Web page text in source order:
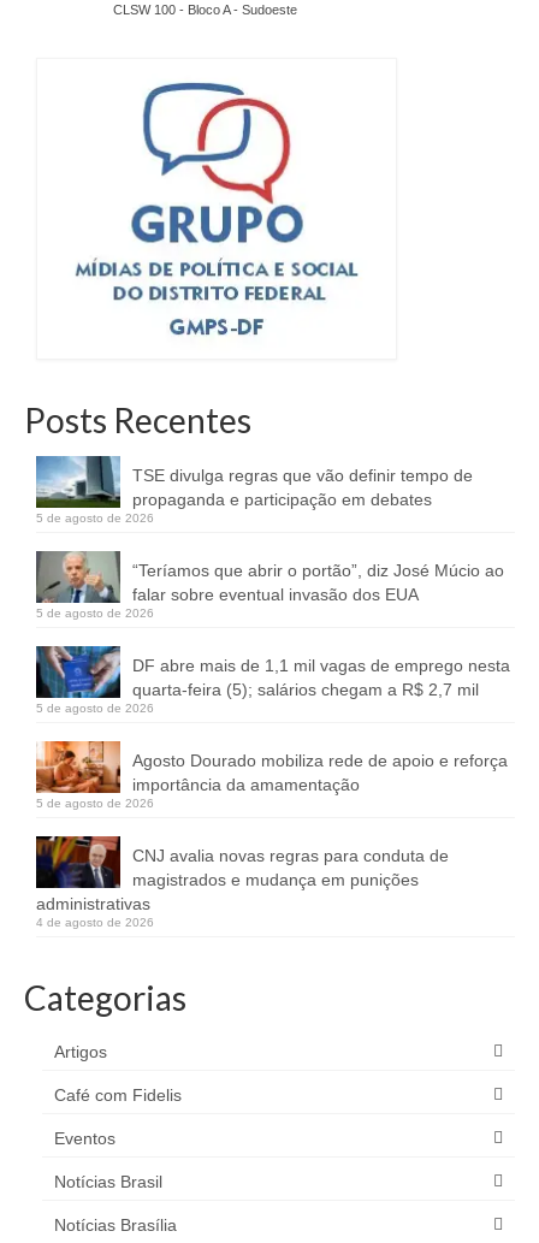
CLSW 100 - Bloco A - Sudoeste
Posts Recentes
TSE divulga regras que vão definir tempo de
propaganda e participação em debates
5 de agosto de 2026
“Teríamos que abrir o portão”, diz José Múcio ao
falar sobre eventual invasão dos EUA
5 de agosto de 2026
DF abre mais de 1,1 mil vagas de emprego nesta
quarta-feira (5); salários chegam a R$ 2,7 mil
5 de agosto de 2026
Agosto Dourado mobiliza rede de apoio e reforça
importância da amamentação
5 de agosto de 2026
CNJ avalia novas regras para conduta de
magistrados e mudança em punições
administrativas
4 de agosto de 2026
Categorias
Artigos
Café com Fidelis
Eventos
Notícias Brasil
Notícias Brasília